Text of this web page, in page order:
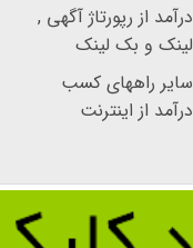
درآمد از رپورتاژ آگهی ,
لینک و بک لینک
سایر راههای کسب
درآمد از اینترنت